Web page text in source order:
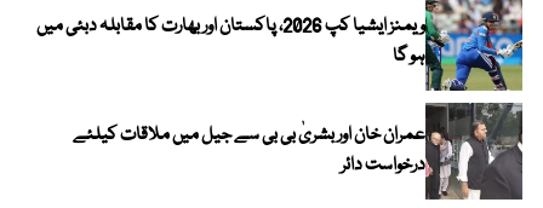
ویمنز ایشیا کپ 2026، پاکستان اور بھارت کا مقابلہ دبئی میں
ہو گا
عمران خان اور بشریٰ بی بی سے جیل میں ملاقات کیلئے
درخواست دائر